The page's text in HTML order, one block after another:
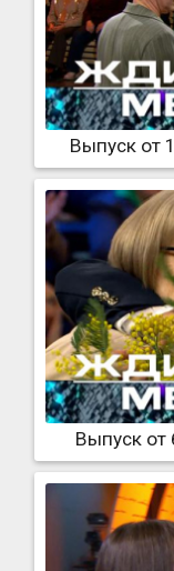
Выпуск от
Выпуск от